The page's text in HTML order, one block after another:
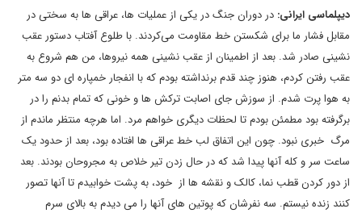
دیپلماسی ایرانی: در دوران جنگ در یکی از عملیات ها، عراقی ها به سختی در
مقابل فشار ما برای شکستن خط مقاومت می‌کردند. با طلوع آفتاب دستور عقب
نشینی صادر شد. بعد از اطمینان از عقب نشینی همه نیروها، من هم شروع به
عقب رفتن کردم، هنوز چند قدم برنداشته بودم که با انفجار خمپاره ای دو سه متر
به هوا پرت شدم. از سوزش جای اصابت ترکش ها و خونی که تمام بدنم را در
برگرفته بود مطمئن بودم تا لحظات دیگری خواهم مرد. اما هرچه منتظر ماندم از
مرگ خبری نبود. چون این اتفاق لب خط عراقی ها افتاده بود، بعد از حدود یک
ساعت سر و کله آنها پیدا شد که در حال زدن تیر خلاص به مجروحان بودند. بعد
از دور کردن قطب نما، کالک و نقشه ها از خود، به پشت خوابیدم تا آنها تصور
کنند زنده نیستم. سه نفرشان که پوتین های آنها را می دیدم به بالای سرم